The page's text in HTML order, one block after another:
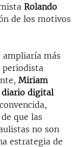
Rolando
de los motivos
ampliaría más
periodista
Miriam
diario digital
que las
no son
estrategia de